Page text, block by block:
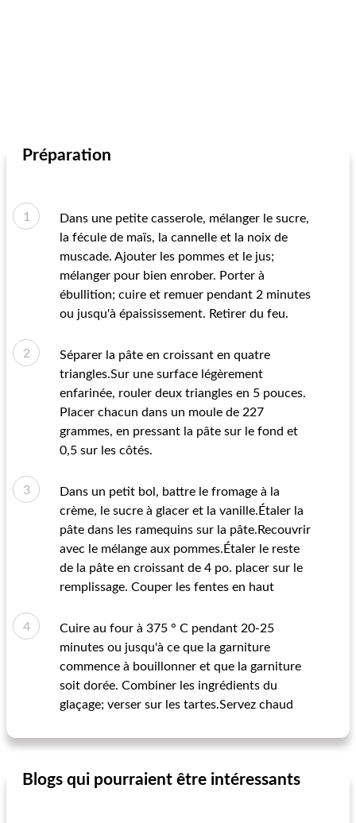
Préparation
Dans une petite casserole, mélanger le sucre,
la fécule de maïs, la cannelle et la noix de
muscade. Ajouter les pommes et le jus;
mélanger pour bien enrober. Porter à
ébullition; cuire et remuer pendant 2 minutes
ou jusqu'à épaississement. Retirer du feu.
Séparer la pâte en croissant en quatre
triangles.Sur une surface légèrement
enfarinée, rouler deux triangles en 5 pouces.
Placer chacun dans un moule de 227
grammes, en pressant la pâte sur le fond et
0,5 sur les côtés.
Dans un petit bol, battre le fromage à la
crème, le sucre à glacer et la vanille.Étaler la
pâte dans les ramequins sur la pâte.Recouvrir
avec le mélange aux pommes.Étaler le reste
de la pâte en croissant de 4 po. placer sur le
remplissage. Couper les fentes en haut
Cuire au four à 375 ° C pendant 20-25
minutes ou jusqu'à ce que la garniture
commence à bouillonner et que la garniture
soit dorée. Combiner les ingrédients du
glaçage; verser sur les tartes.Servez chaud
Blogs qui pourraient être intéressants